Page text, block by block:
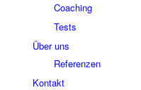
Coaching
Tests
Über uns
Referenzen
Kontakt